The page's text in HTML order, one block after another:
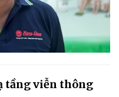
tầng viễn thông